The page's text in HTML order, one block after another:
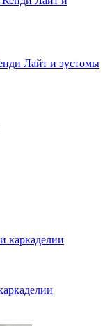
Лайт и эустомы